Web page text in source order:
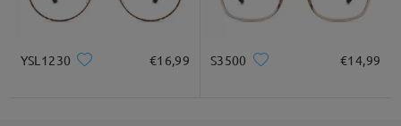
YSL1230 €16,99 S3500 €14,99